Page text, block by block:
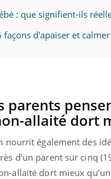
: que signifient-ils
façons d'apaiser et
parents
allaité dort
nourrit également des
d’un parent sur cinq
allaité dort mieux